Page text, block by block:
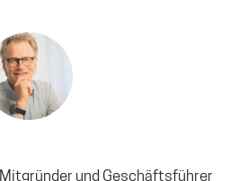
Mitgründer und Geschäftsführer